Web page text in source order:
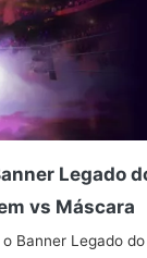
Legado
vs Máscara
Banner Legado